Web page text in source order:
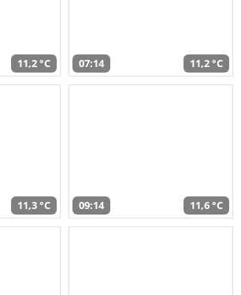
11,2 °C 07:14 11,2 °C
11,3 °C 09:14 11,6 °C